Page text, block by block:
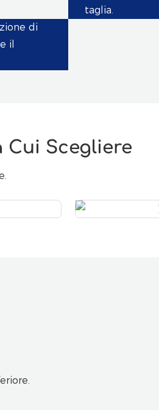
taglia.
di
il
Cui Scegliere